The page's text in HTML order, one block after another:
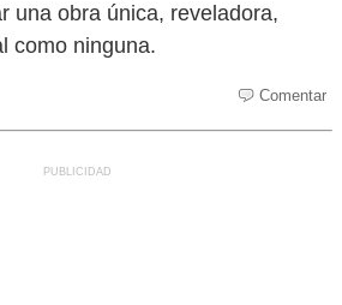
una obra única, reveladora,
como ninguna.
Comentar
PUBLICIDAD